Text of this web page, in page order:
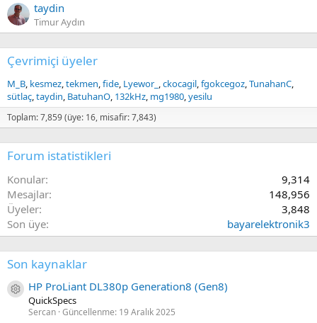
taydin
Timur Aydın
Çevrimiçi üyeler
M_B kesmez tekmen fide Lyewor_ ckocagil fgokcegoz TunahanC
sütlaç taydin BatuhanO 132kHz mg1980 yesilu
Toplam: 7,859 (üye: 16, misafir: 7,843)
Forum istatistikleri
Konular
9,314
Mesajlar
148,956
Üyeler
3,848
Son üye
bayarelektronik3
Son kaynaklar
Kaynak ikon/amblem
HP ProLiant DL380p Generation8 (Gen8)
QuickSpecs
Sercan Güncellenme: 19 Aralık 2025